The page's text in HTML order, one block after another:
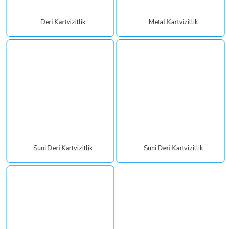
Deri Kartvizitlik Metal Kartvizitlik
Suni Deri Kartvizitlik Suni Deri Kartvizitlik